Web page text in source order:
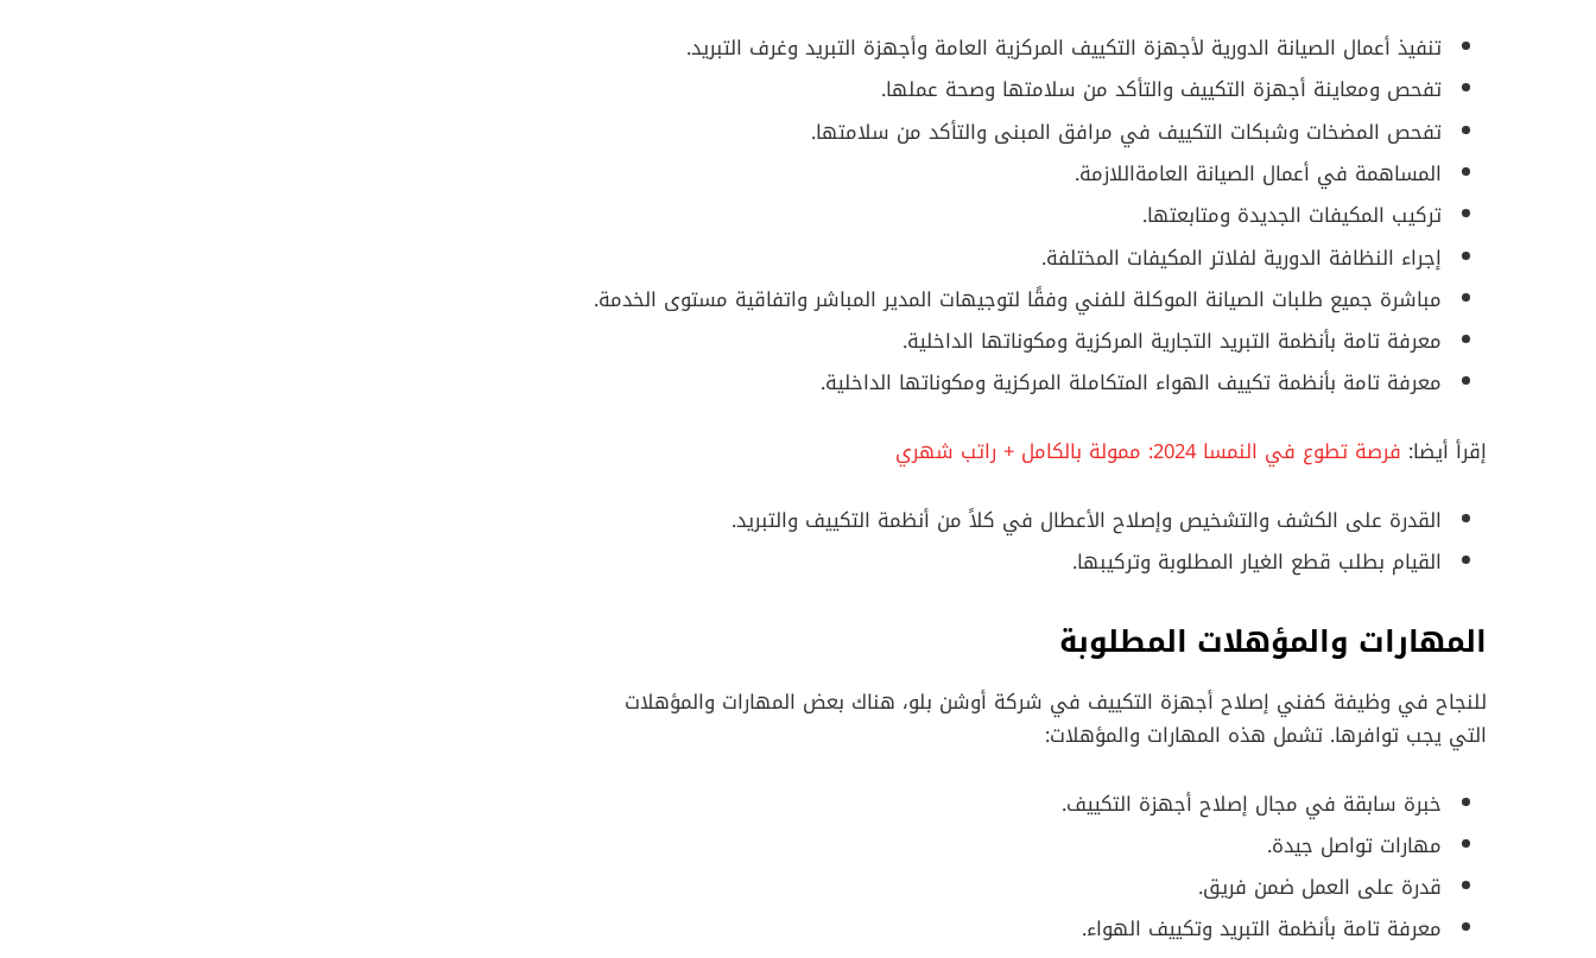
تنفيذ أعمال الصيانة الدورية لأجهزة التكييف المركزية العامة وأجهزة التبريد وغرف التبريد.
تفحص ومعاينة أجهزة التكييف والتأكد من سلامتها وصحة عملها.
تفحص المضخات وشبكات التكييف في مرافق المبنى والتأكد من سلامتها.
المساهمة في أعمال الصيانة العامةاللازمة.
تركيب المكيفات الجديدة ومتابعتها.
إجراء النظافة الدورية لفلاتر المكيفات المختلفة.
مباشرة جميع طلبات الصيانة الموكلة للفني وفقًا لتوجيهات المدير المباشر واتفاقية مستوى الخدمة.
معرفة تامة بأنظمة التبريد التجارية المركزية ومكوناتها الداخلية.
معرفة تامة بأنظمة تكييف الهواء المتكاملة المركزية ومكوناتها الداخلية.
إقرأ أيضا: فرصة تطوع في النمسا 2024: ممولة بالكامل + راتب شهري
القدرة على الكشف والتشخيص وإصلاح الأعطال في كلاً من أنظمة التكييف والتبريد.
القيام بطلب قطع الغيار المطلوبة وتركيبها.
المهارات والمؤهلات المطلوبة
للنجاح في وظيفة كفني إصلاح أجهزة التكييف في شركة أوشن بلو، هناك بعض المهارات والمؤهلات
التي يجب توافرها. تشمل هذه المهارات والمؤهلات:
خبرة سابقة في مجال إصلاح أجهزة التكييف.
مهارات تواصل جيدة.
قدرة على العمل ضمن فريق.
معرفة تامة بأنظمة التبريد وتكييف الهواء.